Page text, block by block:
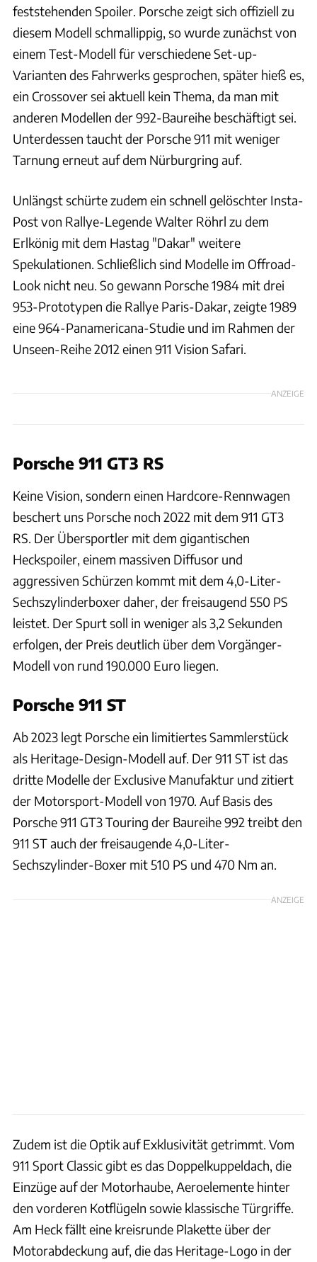
feststehenden Spoiler. Porsche zeigt sich offiziell zu
diesem Modell schmallippig, so wurde zunächst von
einem Test-Modell für verschiedene Set-up-
Varianten des Fahrwerks gesprochen, später hieß es,
ein Crossover sei aktuell kein Thema, da man mit
anderen Modellen der 992-Baureihe beschäftigt sei.
Unterdessen taucht der Porsche 911 mit weniger
Tarnung erneut auf dem Nürburgring auf.
Unlängst schürte zudem ein schnell gelöschter Insta-
Post von Rallye-Legende Walter Röhrl zu dem
Erlkönig mit dem Hastag "Dakar" weitere
Spekulationen. Schließlich sind Modelle im Offroad-
Look nicht neu. So gewann Porsche 1984 mit drei
953-Prototypen die Rallye Paris-Dakar, zeigte 1989
eine 964-Panamericana-Studie und im Rahmen der
Unseen-Reihe 2012 einen 911 Vision Safari.
ANZEIGE
Porsche 911 GT3 RS
Keine Vision, sondern einen Hardcore-Rennwagen
beschert uns Porsche noch 2022 mit dem 911 GT3
RS. Der Übersportler mit dem gigantischen
Heckspoiler, einem massiven Diffusor und
aggressiven Schürzen kommt mit dem 4,0-Liter-
Sechszylinderboxer daher, der freisaugend 550 PS
leistet. Der Spurt soll in weniger als 3,2 Sekunden
erfolgen, der Preis deutlich über dem Vorgänger-
Modell von rund 190.000 Euro liegen.
Porsche 911 ST
Ab 2023 legt Porsche ein limitiertes Sammlerstück
als Heritage-Design-Modell auf. Der 911 ST ist das
dritte Modelle der Exclusive Manufaktur und zitiert
der Motorsport-Modell von 1970. Auf Basis des
Porsche 911 GT3 Touring der Baureihe 992 treibt den
911 ST auch der freisaugende 4,0-Liter-
Sechszylinder-Boxer mit 510 PS und 470 Nm an.
ANZEIGE
Zudem ist die Optik auf Exklusivität getrimmt. Vom
911 Sport Classic gibt es das Doppelkuppeldach, die
Einzüge auf der Motorhaube, Aeroelemente hinter
den vorderen Kotflügeln sowie klassische Türgriffe.
Am Heck fällt eine kreisrunde Plakette über der
Motorabdeckung auf, die das Heritage-Logo in der